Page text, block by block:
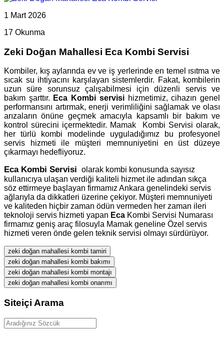
1 Mart 2026
17 Okunma
Zeki Doğan Mahallesi Eca Kombi Servisi
Kombiler, kış aylarında ev ve iş yerlerinde en temel ısıtma ve
sıcak su ihtiyacını karşılayan sistemlerdir. Fakat, kombilerin
uzun süre sorunsuz çalışabilmesi için düzenli servis ve
bakım şarttır. Eca Kombi servisihizmetimiz, cihazın genel
performansını artırmak, enerji verimliliğini sağlamak ve olası
arızaların önüne geçmek amacıyla kapsamlı bir bakım ve
kontrol sürecini içermektedir. Mamak Kombi Servisi olarak,
her türlü kombi modelinde uyguladığımız bu profesyonel
servis hizmeti ile müşteri memnuniyetini en üst düzeye
çıkarmayı hedefliyoruz.
Eca Kombi Servisi olarak kombi konusunda sayısız
kullanıcıya ulaşan verdiği kaliteli hizmet ile adından sıkça
söz ettirmeye başlayan firmamız Ankara genelindeki servis
ağlarıyla da dikkatleri üzerine çekiyor. Müşteri memnuniyeti
ve kaliteden hiçbir zaman ödün vermeden her zaman ileri
teknoloji servis hizmeti yapan Eca Kombi Servisi Numarası
firmamız geniş araç filosuyla Mamak geneline Özel servis
hizmeti veren önde gelen teknik servisi olmayı sürdürüyor.
zeki doğan mahallesi kombi tamiri
zeki doğan mahallesi kombi bakımı
zeki doğan mahallesi kombi montajı
zeki doğan mahallesi kombi onarımı
Siteiçi Arama